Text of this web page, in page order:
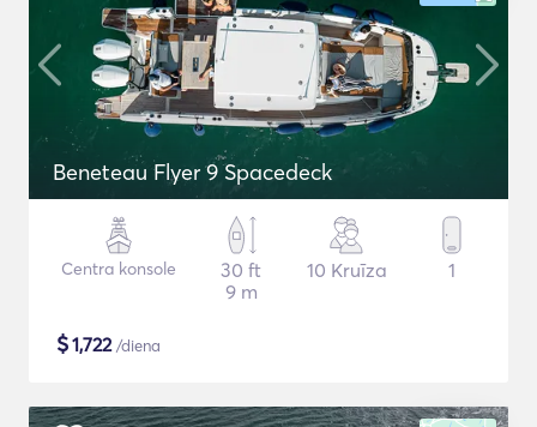
Beneteau Flyer 9 Spacedeck
Centra konsole
30 ft
9 m
10 Kruīza 1
$1,722/diena